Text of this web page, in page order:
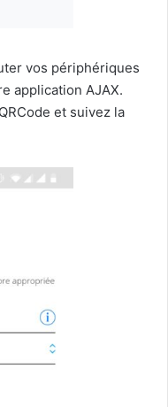
vos périphériques
application AJAX.
et suivez la